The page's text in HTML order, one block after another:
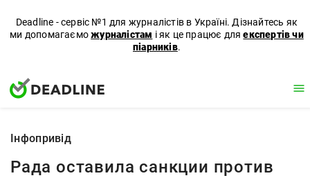
Deadline - сервіс №1 для журналістів в Україні. Дізнайтесь як
ми допомагаєможурналістам і як це працює дляекспертів чи
піарників.
Iнфопривід
Рада оставила санкции против